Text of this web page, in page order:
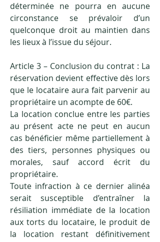
déterminée ne pourra en aucune
circonstance se prévaloir d’un
quelconque droit au maintien dans
les lieux à l’issue du séjour.
Article 3 – Conclusion du contrat : La
réservation devient effective dès lors
que le locataire aura fait parvenir au
propriétaire un acompte de 60€.
La location conclue entre les parties
au présent acte ne peut en aucun
cas bénéficier même partiellement à
des tiers, personnes physiques ou
morales, sauf accord écrit du
propriétaire.
Toute infraction à ce dernier alinéa
serait susceptible d’entraîner la
résiliation immédiate de la location
aux torts du locataire, le produit de
la location restant définitivement